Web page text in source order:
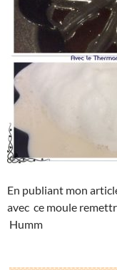
En publiant mon
avec ce moule
Humm